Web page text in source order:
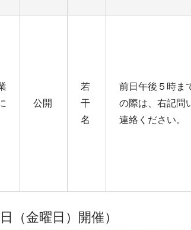
公開
若
干
名
前日午後５時ま
の際は、右記問
連絡ください。
（金曜日）開催）